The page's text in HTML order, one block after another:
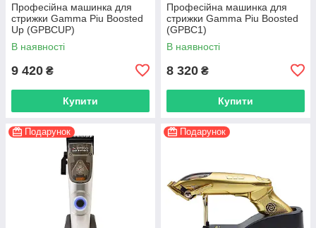
Професійна машинка для
стрижки Gamma Piu Boosted
Up (GPBCUP)
В наявності
9 420 ₴
Купити
Професійна машинка для
стрижки Gamma Piu Boosted
(GPBC1)
В наявності
8 320 ₴
Купити
Подарунок Подарунок